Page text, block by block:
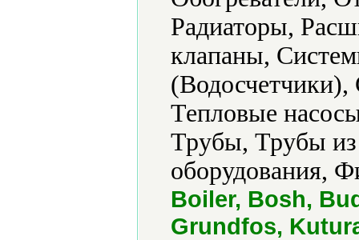
Радиаторы,
клапаны,
(Водосчетчики),
Тепловые
Трубы, Трубы из
оборудования,
Boiler, Bosh,
Grundfos,